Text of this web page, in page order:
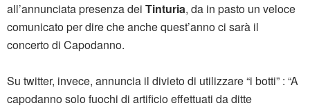
all’annunciata presenza dei Tinturia, da in pasto un veloce
comunicato per dire che anche quest’anno ci sarà il
concerto di Capodanno.
Su twitter, invece, annuncia il divieto di utilizzare “i botti” : “A
capodanno solo fuochi di artificio effettuati da ditte